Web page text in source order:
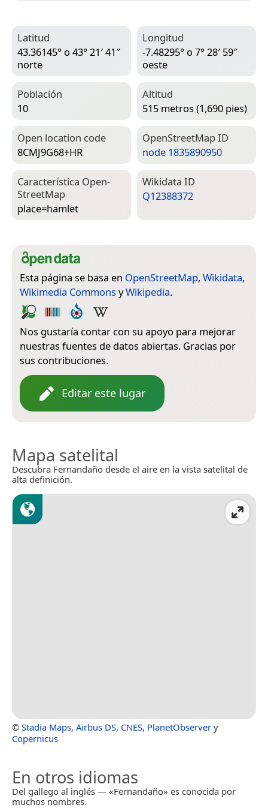
Latitud
43.36145° o 43° 21′ 41″
norte
Longitud
-7.48295° o 7° 28′ 59″
oeste
Población
10
Altitud
515 metros (1,690 pies)
Open location code
8CMJ9G68+HR
Open­Street­Map ID
node 1835890950
Característica Open­
Street­Map
place=­hamlet
Wiki­data ID
Q12388372
Esta página se basa en OpenStreetMap, Wikidata,
Wikimedia Commons yWikipedia.
Nos gustaría contar con su apoyo para mejorar
nuestras fuentes de datos abiertas. Gracias por
sus contribuciones.
Editar este lugar
Mapa satelital
Descubra Fernandaño desde el aire en la vista satelital de
alta definición.
© Stadia Maps, Airbus DS, CNES, PlanetObserver y
Copernicus
En otros idiomas
Del gallego al inglés — «Fernandaño» es conocida por
muchos nombres.